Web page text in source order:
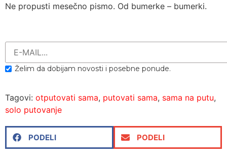
Ne propusti mesečno pismo. Od bumerke – bumerki.
Želim da dobijam novosti i posebne ponude.
Tagovi: otputovati sama, putovati sama, sama na putu,
solo putovanje
PODELI PODELI